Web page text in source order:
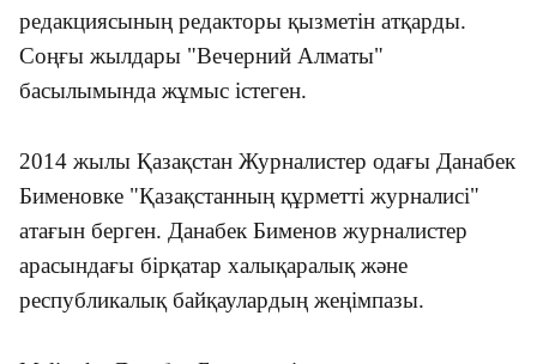
редакциясының редакторы қызметін атқарды.
Соңғы жылдары "Вечерний Алматы"
басылымында жұмыс істеген.
2014 жылы Қазақстан Журналистер одағы Данабек
Бименовке "Қазақстанның құрметті журналисі"
атағын берген. Данабек Бименов журналистер
арасындағы бірқатар халықаралық және
республикалық байқаулардың жеңімпазы.